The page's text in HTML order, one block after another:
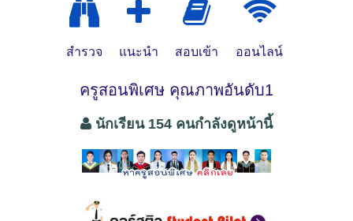
สำรวจ แนะนำ สอบเข้า ออนไลน์
ครูสอนพิเศษ คุณภาพอันดับ1
นักเรียน 154 คนกำลังดูหน้านี้